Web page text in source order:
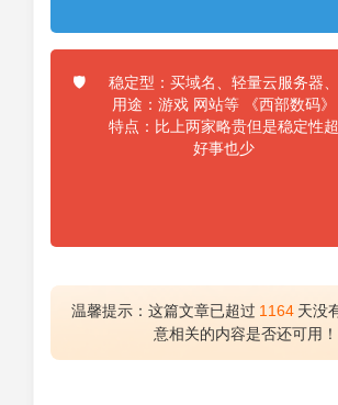
🛡️
稳定型：买域名、轻量云服务器、
用途：游戏 网站等 《西部数码》
特点：比上两家略贵但是稳定性超
好事也少
温馨提示：这篇文章已超过 1164 天没
意相关的内容是否还可用！